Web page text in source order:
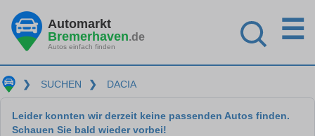
Automarkt
Bremerhaven.de
Autos einfach finden
☰
❯ SUCHEN ❯ DACIA
Leider konnten wir derzeit keine passenden Autos finden.
Schauen Sie bald wieder vorbei!